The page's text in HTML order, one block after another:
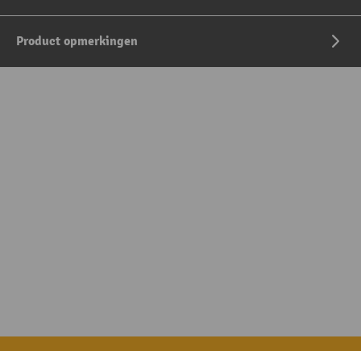
Product opmerkingen